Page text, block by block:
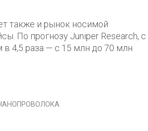
также и рынок носимой
По прогнозу Juniper Research, с
4,5 раза — с 15 млн до 70 млн